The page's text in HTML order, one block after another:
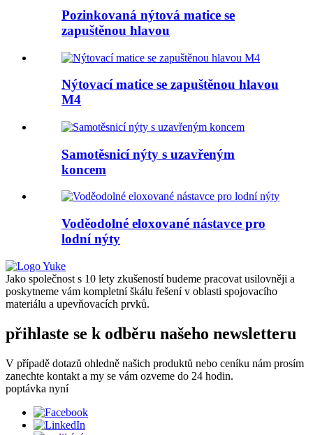
Pozinkovaná nýtová matice se
zapuštěnou hlavou
Nýtovací matice se zapuštěnou hlavou
M4
Samotěsnicí nýty s uzavřeným
koncem
Voděodolné eloxované nástavce pro
lodní nýty
Jako společnost s 10 lety zkušeností budeme pracovat usilovněji a
poskytneme vám kompletní škálu řešení v oblasti spojovacího
materiálu a upevňovacích prvků.
přihlaste se k odběru našeho newsletteru
V případě dotazů ohledně našich produktů nebo ceníku nám prosím
zanechte kontakt a my se vám ozveme do 24 hodin.
poptávka nyní